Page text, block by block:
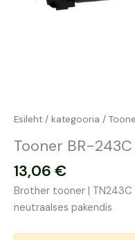
Esileht / kategooria /
Tooner BR-
13,06 €
Brother tooner | TN243C
neutraalses pakendis